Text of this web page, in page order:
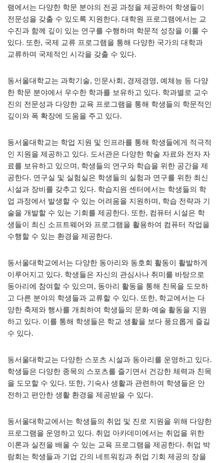
램에서는 다양한 학문 분야의 전공 과정을 제공하여 학생들이
전문성을 갖출 수 있도록 지원한다. 대학원 프로그램에서는 교
수진과 함께 깊이 있는 연구를 수행하며 학문적 성장을 이룰 수
있다. 또한, 국제 교류 프로그램을 통해 다양한 국가의 대학과
교류하며 국제적인 시각을 갖출 수 있다.
동서울대학교는 과학기술, 인문사회, 경제경영, 예체능 등 다양
한 학문 분야에서 우수한 학과를 보유하고 있다. 학과별로 교수
진의 전문성과 다양한 교육 프로그램을 통해 학생들의 학문적인
깊이와 폭 확장에 도움을 주고 있다.
동서울대학교는 학업 지원 및 인프라를 통해 학생들에게 적극적
인 지원을 제공하고 있다. 도서관은 다양한 학술 자료와 전자 자
료를 보유하고 있으며, 학생들의 연구와 학습을 위한 공간을 제
공한다. 연구실 및 실험실은 학생들의 실험과 연구를 위한 최신
시설과 장비를 갖추고 있다. 학습지원 센터에서는 학생들의 학
업 과정에서 발생할 수 있는 어려움을 지원하며, 학습 전략과 기
술을 개발할 수 있는 기회를 제공한다. 또한, 컴퓨터 시설은 학
생들이 최신 소프트웨어와 프로그램을 활용하여 컴퓨터 작업을
수행할 수 있는 환경을 제공한다.
동서울대학교에서는 다양한 동아리와 동호회 활동이 활발하게
이루어지고 있다. 학생들은 자신의 관심사나 취미를 바탕으로
동아리에 참여할 수 있으며, 동아리 활동을 통해 친목을 도모하
고 다른 분야의 학생들과 교류할 수 있다. 또한, 학교에서는 다
양한 축제와 행사를 개최하여 학생들의 문화·예술 활동을 지원
하고 있다. 이를 통해 학생들은 학교 생활을 보다 풍요롭게 즐길
수 있다.
동서울대학교는 다양한 스포츠 시설과 동아리를 운영하고 있다.
학생들은 다양한 종목의 스포츠를 즐기면서 건강한 체력과 친목
을 도모할 수 있다. 또한, 기숙사 생활과 관련하여 학생들은 안
전하고 편안한 생활 환경을 제공받을 수 있다.
동서울대학교에서는 학생들의 취업 및 진로 지원을 위해 다양한
프로그램을 운영하고 있다. 취업 아카데미에서는 취업을 위한
이론과 실전을 배울 수 있는 교육 프로그램을 제공한다. 취업 박
람회는 학생들과 기업 간의 네트워킹과 취업 기회 제공의 장을